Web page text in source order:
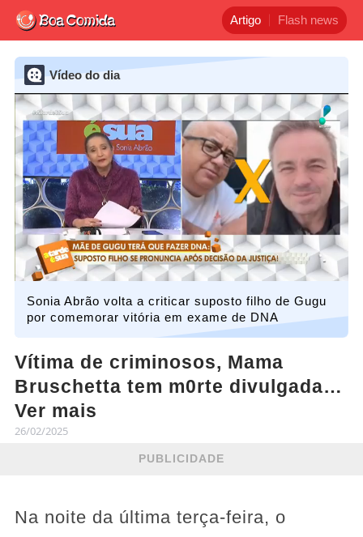
Artigo Flash news
Vídeo do dia
Sonia Abrão volta a criticar suposto filho de Gugu
por comemorar vitória em exame de DNA
Vítima de criminosos, Mama
Bruschetta tem m0rte divulgada…
Ver mais
26/02/2025
PUBLICIDADE
Na noite da última terça-feira, o